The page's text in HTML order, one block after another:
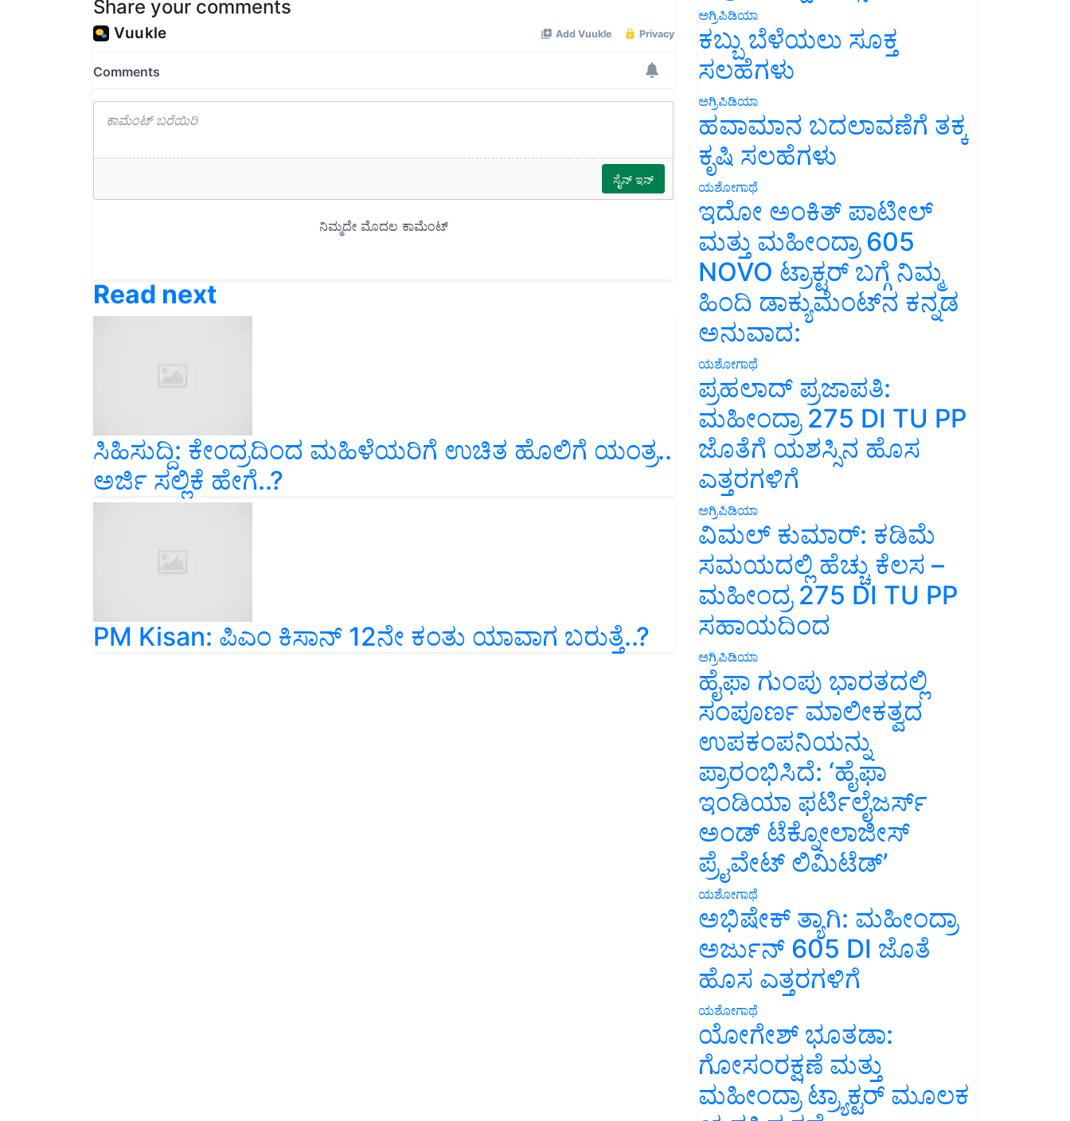
ಸಿಹಿಸುದ್ದಿ: ಕೇಂದ್ರದಿಂದ ಮಹಿಳೆಯರಿಗೆ ಉಚಿತ ಹೊಲಿಗೆ ಯಂತ್ರ..
ಅರ್ಜಿ ಸಲ್ಲಿಕೆ ಹೇಗೆ..?
PM Kisan: ಪಿಎಂ ಕಿಸಾನ್‌ 12ನೇ ಕಂತು ಯಾವಾಗ ಬರುತ್ತೆ..?
ಅಗ್ರಿಪಿಡಿಯಾ
ಕಬ್ಬು ಬೆಳೆಯಲು ಸೂಕ್ತ
ಸಲಹೆಗಳು
ಅಗ್ರಿಪಿಡಿಯಾ
ಹವಾಮಾನ ಬದಲಾವಣೆಗೆ ತಕ್ಕ
ಕೃಷಿ ಸಲಹೆಗಳು
ಯಶೋಗಾಥೆ
ಇದೋ ಅಂಕಿತ್ ಪಾಟೀಲ್
ಮತ್ತು ಮಹೀಂದ್ರಾ 605
NOVO ಟ್ರಾಕ್ಟರ್ ಬಗ್ಗೆ ನಿಮ್ಮ
ಹಿಂದಿ ಡಾಕ್ಯುಮೆಂಟ್‌ನ ಕನ್ನಡ
ಅನುವಾದ:
ಯಶೋಗಾಥೆ
ಪ್ರಹಲಾದ್ ಪ್ರಜಾಪತಿ:
ಮಹೀಂದ್ರಾ 275 DI TU PP
ಜೊತೆಗೆ ಯಶಸ್ಸಿನ ಹೊಸ
ಎತ್ತರಗಳಿಗೆ
ಅಗ್ರಿಪಿಡಿಯಾ
ವಿಮಲ್ ಕುಮಾರ್: ಕಡಿಮೆ
ಸಮಯದಲ್ಲಿ ಹೆಚ್ಚು ಕೆಲಸ –
ಮಹೀಂದ್ರ 275 DI TU PP
ಸಹಾಯದಿಂದ
ಅಗ್ರಿಪಿಡಿಯಾ
ಹೈಫಾ ಗುಂಪು ಭಾರತದಲ್ಲಿ
ಸಂಪೂರ್ಣ ಮಾಲೀಕತ್ವದ
ಉಪಕಂಪನಿಯನ್ನು
ಪ್ರಾರಂಭಿಸಿದೆ: ‘ಹೈಫಾ
ಇಂಡಿಯಾ ಫರ್ಟಿಲೈಜರ್ಸ್
ಅಂಡ್ ಟೆಕ್ನೋಲಾಜೀಸ್
ಪ್ರೈವೇಟ್ ಲಿಮಿಟೆಡ್’
ಯಶೋಗಾಥೆ
ಅಭಿಷೇಕ್ ತ್ಯಾಗಿ: ಮಹೀಂದ್ರಾ
ಅರ್ಜುನ್ 605 DI ಜೊತೆ
ಹೊಸ ಎತ್ತರಗಳಿಗೆ
ಯಶೋಗಾಥೆ
ಯೋಗೇಶ್ ಭೂತಡಾ:
ಗೋಸಂರಕ್ಷಣೆ ಮತ್ತು
ಮಹೀಂದ್ರಾ ಟ್ರ್ಯಾಕ್ಟರ್ ಮೂಲಕ